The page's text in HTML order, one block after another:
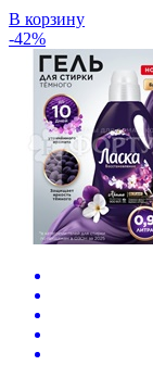
В корзину
-42%